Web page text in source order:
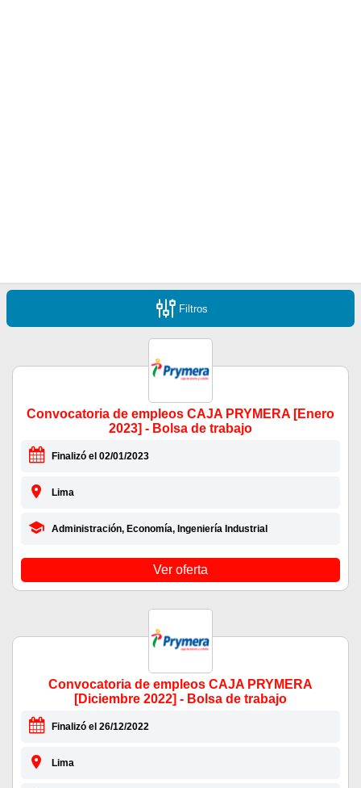
Filtros
Convocatoria de empleos CAJA PRYMERA [Enero
2023] - Bolsa de trabajo
Finalizó el 02/01/2023
Lima
Administración, Economía, Ingeniería Industrial
Ver oferta
Convocatoria de empleos CAJA PRYMERA
[Diciembre 2022] - Bolsa de trabajo
Finalizó el 26/12/2022
Lima